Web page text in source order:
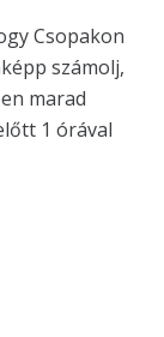
Csopakon
számolj,
marad
1 órával